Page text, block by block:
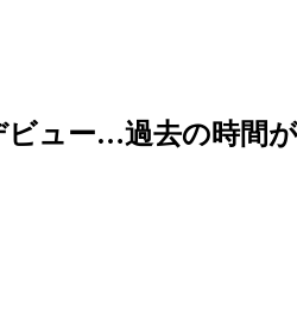
ュー…過去の時間